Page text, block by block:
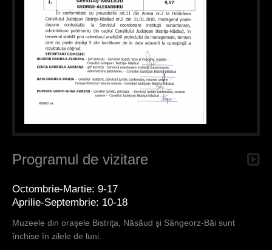
Programul de vizitare
Octombrie-Martie: 9-17
Aprilie-Septembrie: 10-18
Muzeele din oraşele Bistriţa, Năsăud şi Sângeorz-Băi sunt
închise în zilele de luni.